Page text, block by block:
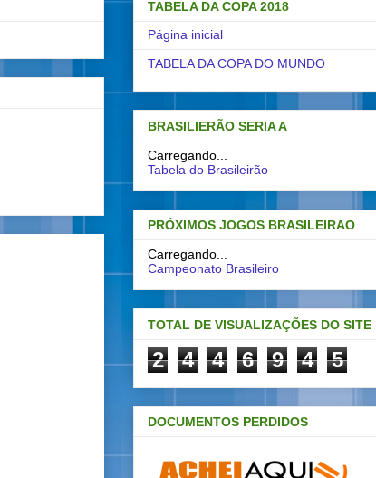
TABELA DA COPA 2018
Página inicial
TABELA DA COPA DO MUNDO
BRASILIERÃO SERIA A
Carregando...
Tabela do Brasileirão
PRÓXIMOS JOGOS BRASILEIRAO
Carregando...
Campeonato Brasileiro
TOTAL DE VISUALIZAÇÕES DO SITE
2 4 4 6 9 4 5
DOCUMENTOS PERDIDOS